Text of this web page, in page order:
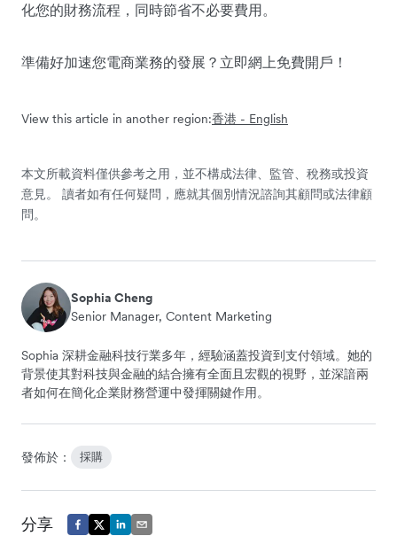
化您的財務流程，同時節省不必要費用。
準備好加速您電商業務的發展？立即網上免費開戶！
View this article in another region:香港 - English
本文所載資料僅供參考之用，並不構成法律、監管、稅務或投資
意見。 讀者如有任何疑問，應就其個別情況諮詢其顧問或法律顧
問。
Sophia Cheng
Senior Manager, Content Marketing
Sophia 深耕金融科技行業多年，經驗涵蓋投資到支付領域。她的
背景使其對科技與金融的結合擁有全面且宏觀的視野，並深諳兩
者如何在簡化企業財務營運中發揮關鍵作用。
發佈於： 採購
分享